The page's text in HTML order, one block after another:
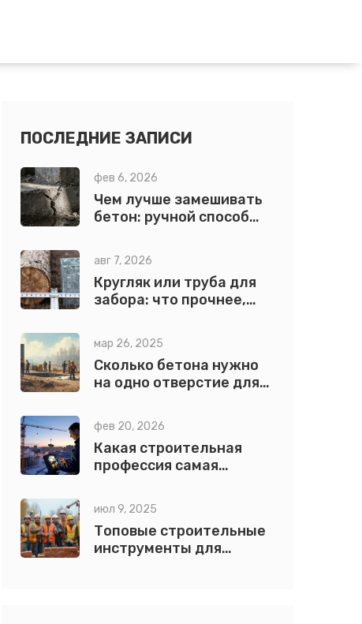
ПОСЛЕДНИЕ ЗАПИСИ
фев 6, 2026
Чем лучше замешивать
бетон: ручной способ
2026 году
авг 7, 2026
Кругляк или труба для
забора: что прочнее,
мар 26, 2025
Сколько бетона нужно
на одно отверстие для
фев 20, 2026
Какая строительная
профессия самая
2026 году?
июл 9, 2025
Топовые строительные
инструменты для